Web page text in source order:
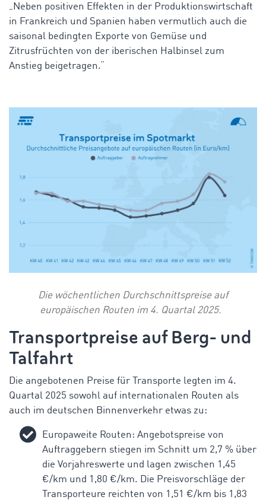
„Neben positiven Effekten in der Produktionswirtschaft
in Frankreich und Spanien haben vermutlich auch die
saisonal bedingten Exporte von Gemüse und
Zitrusfrüchten von der iberischen Halbinsel zum
Anstieg beigetragen.“
Die wöchentlichen Durchschnittspreise auf
europäischen Routen im 4. Quartal 2025.
Transportpreise auf Berg- und
Talfahrt
Die angebotenen Preise für Transporte legten im 4.
Quartal 2025 sowohl auf internationalen Routen als
auch im deutschen Binnenverkehr etwas zu:
Europaweite Routen: Angebotspreise von
Auftraggebern stiegen im Schnitt um 2,7 % über
die Vorjahreswerte und lagen zwischen 1,45
€/km und 1,80 €/km. Die Preisvorschläge der
Transporteure reichten von 1,51 €/km bis 1,83